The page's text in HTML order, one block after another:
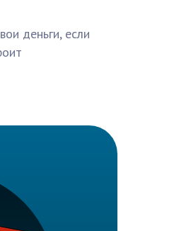
деньги, если